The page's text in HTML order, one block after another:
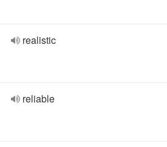
realistic
reliable